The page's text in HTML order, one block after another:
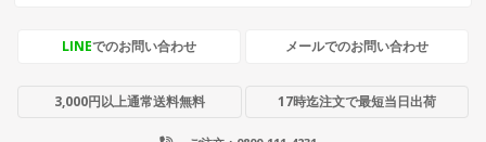
LINEでのお問い合わせ メールでのお問い合わせ
3,000円以上通常送料無料 17時迄注文で最短当日出荷